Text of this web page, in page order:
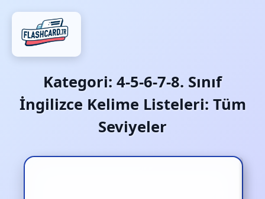
Kategori: 4-5-6-7-8. Sınıf
İngilizce Kelime Listeleri: Tüm
Seviyeler